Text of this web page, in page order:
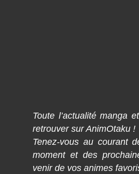
Toute l’actualité manga
retrouver sur AnimOtaku !
Tenez-vous au courant
moment et des
venir de vos animes